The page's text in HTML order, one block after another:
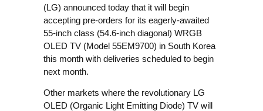
(LG) announced today that it will begin
accepting pre-orders for its eagerly-awaited
55-inch class (54.6-inch diagonal) WRGB
OLED TV (Model 55EM9700) in South Korea
this month with deliveries scheduled to begin
next month.
Other markets where the revolutionary LG
OLED (Organic Light Emitting Diode) TV will